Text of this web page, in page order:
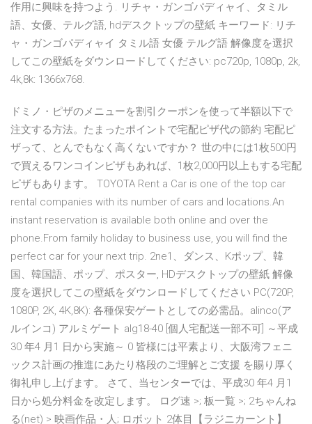
作用に興味を持つよう. リチャ・ガンゴパディャイ、タミル
語、女優、テルグ語, hdデスクトップの壁紙 キーワード: リチ
ャ・ガンゴパディャイ タミル語 女優 テルグ語 解像度を選択
してこの壁紙をダウンロードしてください: pc720p, 1080p, 2k,
4k,8k: 1366x768.
ドミノ・ピザのメニューを割引クーポンを使って半額以下で
注文する方法。たまったポイントで宅配ピザ代の節約 宅配ピ
ザって、とんでもなく高くないですか？ 世の中には1枚500円
で買えるワンコインピザもあれば、1枚2,000円以上もする宅配
ピザもあります。 TOYOTA Rent a Car is one of the top car
rental companies with its number of cars and locations.An
instant reservation is available both online and over the
phone.From family holiday to business use, you will find the
perfect car for your next trip. 2ne1、ダンス、Kポップ、韓
国、韓国語、ポップ、ポスター, HDデスクトップの壁紙 解像
度を選択してこの壁紙をダウンロードしてください PC(720P,
1080P, 2K, 4K,8K): 各種保安ゲートとしての必需品。alinco(ア
ルインコ) アルミゲート alg18-40 [個人宅配送一部不可] ～平成
30 年4 月1 日から実施～ 0 皆様には平素より、大阪湾フェニ
ックス計画の推進にあたり格段のご理解とご支援 を賜り厚く
御礼申し上げます。 さて、当センターでは、平成30 年4 月1
日から処分料金を改定します。 ログ速 >; 板一覧 >; 2ちゃんね
る(net) > 映画作品・人; ロボット 2体目【ラジニカーント】